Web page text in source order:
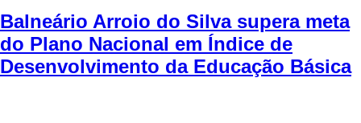
Balneário Arroio do Silva supera meta
do Plano Nacional em Índice de
Desenvolvimento da Educação Básica